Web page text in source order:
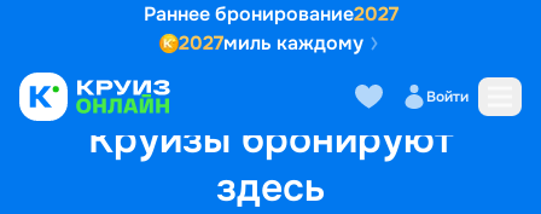
Раннее бронирование2027
2027миль каждому
Войти
Круизы бронируют
здесь